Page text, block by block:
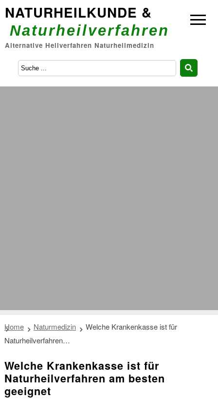
NATURHEILKUNDE &
Naturheilverfahren
Alternative Heilverfahren Naturheilmedizin
Home Naturmedizin
Welche Krankenkasse ist für
Naturheilverfahren…
Welche Krankenkasse ist für
Naturheilverfahren am besten
geeignet